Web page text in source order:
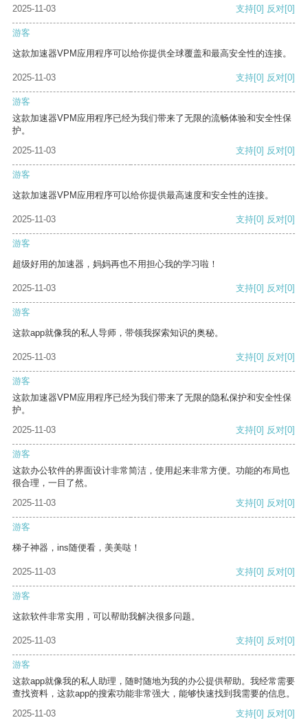
2025-11-03 支持[0] 反对[0]
游客
这款加速器VPM应用程序可以给你提供全球覆盖和最高安全性的连接。
2025-11-03 支持[0] 反对[0]
游客
这款加速器VPM应用程序已经为我们带来了无限的流畅体验和安全性保
护。
2025-11-03
支持[0] 反对[0]
游客
这款加速器VPM应用程序可以给你提供最高速度和安全性的连接。
2025-11-03 支持[0] 反对[0]
游客
超级好用的加速器，妈妈再也不用担心我的学习啦！
2025-11-03 支持[0] 反对[0]
游客
这款app就像我的私人导师，带领我探索知识的奥秘。
2025-11-03 支持[0] 反对[0]
游客
这款加速器VPM应用程序已经为我们带来了无限的隐私保护和安全性保
护。
2025-11-03
支持[0] 反对[0]
游客
这款办公软件的界面设计非常简洁，使用起来非常方便。功能的布局也
很合理，一目了然。
2025-11-03
支持[0] 反对[0]
游客
梯子神器，ins随便看，美美哒！
2025-11-03 支持[0] 反对[0]
游客
这款软件非常实用，可以帮助我解决很多问题。
2025-11-03 支持[0] 反对[0]
游客
这款app就像我的私人助理，随时随地为我的办公提供帮助。我经常需要
查找资料，这款app的搜索功能非常强大，能够快速找到我需要的信息。
2025-11-03
支持[0] 反对[0]